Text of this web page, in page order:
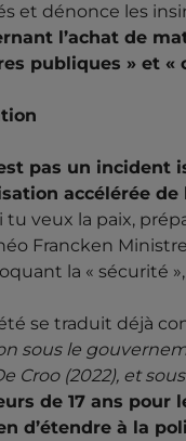
et dénonce les
l’achat de
publiques » et
pas un
accélérée de
tu veux la paix,
Francken
la « sécurité
se traduit déjà
sous le
Croo (2022), et
de 17 ans pour
d’étendre à la